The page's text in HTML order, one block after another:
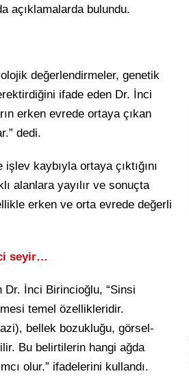
açıklamalarda bulundu.
değerlendirmeler, genetik
ifade eden Dr. İnci
erken evrede ortaya çıkan
dedi.
kaybıyla ortaya çıktığını
alanlara yayılır ve sonuçta
erken ve orta evrede değerli
seyir…
Dr. İnci Birincioğlu, “Sinsi
temel özellikleridir.
bellek bozukluğu, görsel-
Bu belirtilerin hangi ağda
olur.” ifadelerini kullandı.